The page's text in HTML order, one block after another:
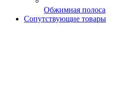
Обжимная полоса
Сопутствующие товары